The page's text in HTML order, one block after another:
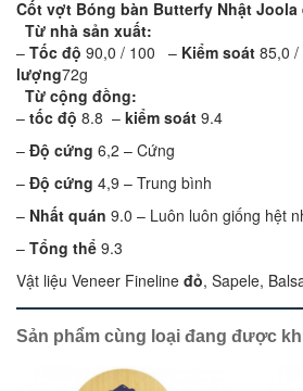
Cốt vợt Bóng bàn Butterfy Nhật Joola
Từ nhà sản xuất:
– Tốc độ 90,0 / 100 – Kiểm soát 85,0
lượng72g
Từ cộng đồng:
– tốc độ 8.8 – kiểm soát 9.4
– Độ cứng 6,2 – Cứng
– Độ cứng 4,9 – Trung bình
– Nhất quán 9.0 – Luôn luôn giống hệt
– Tổng thể 9.3
Vật liệu Veneer Fineline đỏ, Sapele,
Sản phẩm cùng loại đang được